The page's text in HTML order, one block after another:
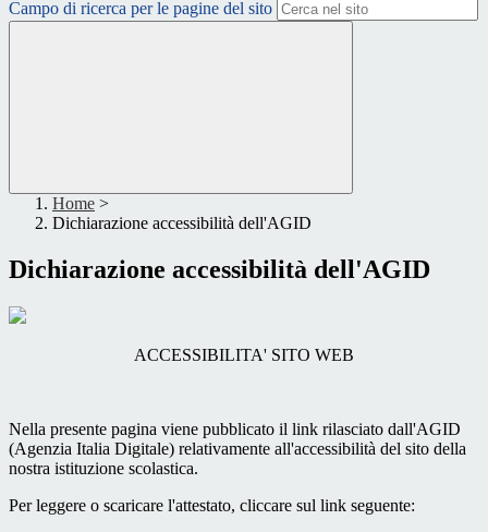
Campo di ricerca per le pagine del sito
Home >
Dichiarazione accessibilità dell'AGID
Dichiarazione accessibilità dell'AGID
ACCESSIBILITA' SITO WEB
Nella presente pagina viene pubblicato il link rilasciato dall'AGID
(Agenzia Italia Digitale) relativamente all'accessibilità del sito della
nostra istituzione scolastica.
Per leggere o scaricare l'attestato, cliccare sul link seguente: